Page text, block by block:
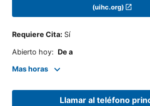
(uihc.org)
Requiere Cita: Sí
Abierto hoy: De a
Mas horas
Llamar al teléfono